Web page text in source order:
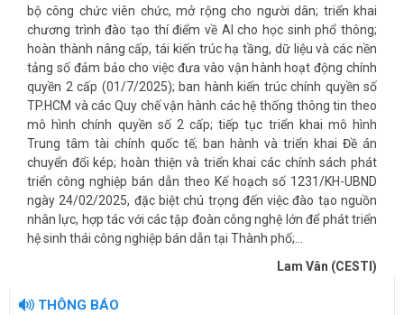
bộ công chức viên chức, mở rộng cho người dân; triển khai
chương trình đào tạo thí điểm về AI cho học sinh phổ thông;
hoàn thành nâng cấp, tái kiến trúc hạ tầng, dữ liệu và các nền
tảng số đảm bảo cho việc đưa vào vận hành hoạt động chính
quyền 2 cấp (01/7/2025); ban hành kiến trúc chính quyền số
TP.HCM và các Quy chế vận hành các hệ thống thông tin theo
mô hình chính quyền số 2 cấp; tiếp tục triển khai mô hình
Trung tâm tài chính quốc tế; ban hành và triển khai Đề án
chuyển đổi kép; hoàn thiện và triển khai các chính sách phát
triển công nghiệp bán dẫn theo Kế hoạch số 1231/KH-UBND
ngày 24/02/2025, đặc biệt chú trọng đến việc đào tạo nguồn
nhân lực, hợp tác với các tập đoàn công nghệ lớn để phát triển
hệ sinh thái công nghiệp bán dẫn tại Thành phố;…
Lam Vân (CESTI)
THÔNG BÁO